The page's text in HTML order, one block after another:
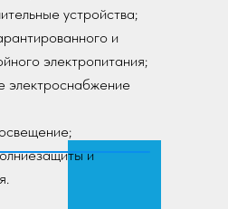
устройства;
и
электропитания;
электроснабжение
и